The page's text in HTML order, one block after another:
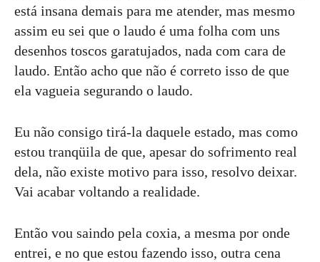
está insana demais para me atender, mas mesmo
assim eu sei que o laudo é uma folha com uns
desenhos toscos garatujados, nada com cara de
laudo. Então acho que não é correto isso de que
ela vagueia segurando o laudo.
Eu não consigo tirá-la daquele estado, mas como
estou tranqüila de que, apesar do sofrimento real
dela, não existe motivo para isso, resolvo deixar.
Vai acabar voltando a realidade.
Então vou saindo pela coxia, a mesma por onde
entrei, e no que estou fazendo isso, outra cena